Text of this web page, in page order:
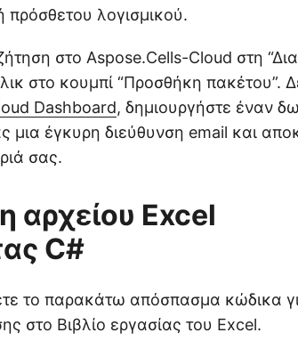
λογισμικού.
στο Aspose.Cells-Cloud στη
στο κουμπί “Προσθήκη πακέτου”.
Dashboard, δημιουργήστε έναν
μια έγκυρη διεύθυνση email και
σας.
Excel
C#
το παρακάτω απόσπασμα κώδικα
στο Βιβλίο εργασίας του Excel.